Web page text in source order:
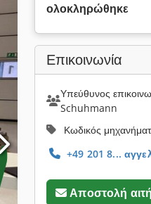
ολοκληρώθηκε
Επικοινωνία
Υπεύθυνος
Schuhmann
Κωδικός
+49 201 8...
Αποστολή